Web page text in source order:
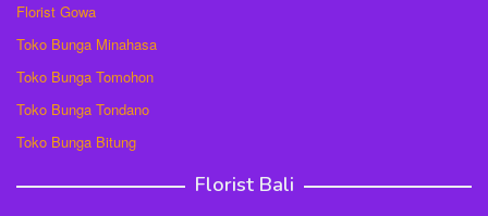
Florist Gowa
Toko Bunga Minahasa
Toko Bunga Tomohon
Toko Bunga Tondano
Toko Bunga Bitung
Florist Bali